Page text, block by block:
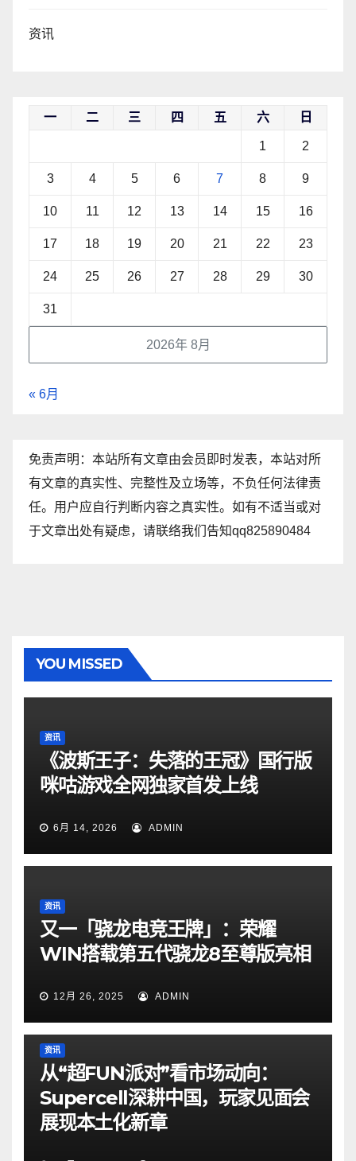
资讯
2026年 8月
一 二 三 四 五 六 日
1 2
3 4 5 6 7 8 9
10 11 12 13 14 15 16
17 18 19 20 21 22 23
24 25 26 27 28 29 30
31
« 6月
免责声明：本站所有文章由会员即时发表，本站对所
有文章的真实性、完整性及立场等，不负任何法律责
任。用户应自行判断内容之真实性。如有不适当或对
于文章出处有疑虑，请联络我们告知qq825890484
YOU MISSED
资讯
《波斯王子：失落的王冠》国行版
咪咕游戏全网独家首发上线
6月 14, 2026 ADMIN
资讯
又一「骁龙电竞王牌」：荣耀
WIN搭载第五代骁龙8至尊版亮相
12月 26, 2025 ADMIN
资讯
从“超FUN派对”看市场动向：
Supercell深耕中国，玩家见面会
展现本土化新章